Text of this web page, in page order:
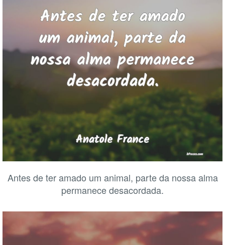
Antes de ter amado um animal, parte da nossa alma
permanece desacordada.